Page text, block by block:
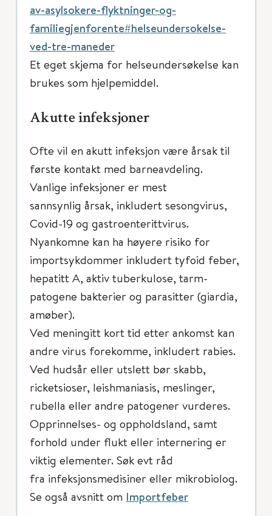
av-asylsokere-flyktninger-og-
familiegjenforente#helseundersokelse-
ved-tre-maneder
Et eget skjema for helseundersøkelse kan
brukes som hjelpemiddel.
Akutte infeksjoner
Ofte vil en akutt infeksjon være årsak til
første kontakt med barneavdeling.
Vanlige infeksjoner er mest
sannsynlig årsak, inkludert sesongvirus,
Covid-19 og gastroenterittvirus.
Nyankomne kan ha høyere risiko for
importsykdommer inkludert tyfoid feber,
hepatitt A, aktiv tuberkulose, tarm-
patogene bakterier og parasitter (giardia,
amøber).
Ved meningitt kort tid etter ankomst kan
andre virus forekomme, inkludert rabies.
Ved hudsår eller utslett bør skabb,
ricketsioser, leishmaniasis, meslinger,
rubella eller andre patogener vurderes.
Opprinnelses- og oppholdsland, samt
forhold under flukt eller internering er
viktig elementer. Søk evt råd
fra infeksjonsmedisiner eller mikrobiolog.
Se også avsnitt om Importfeber